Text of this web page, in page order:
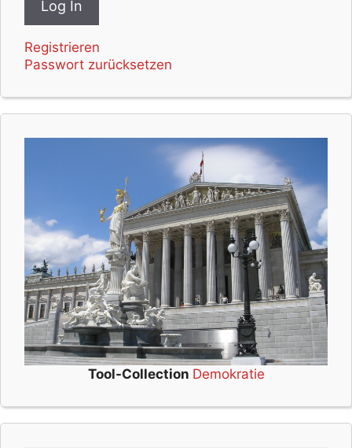
Registrieren
Passwort zurücksetzen
Tool-Collection Demokratie